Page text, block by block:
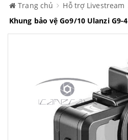
Trang chủ
Hỗ trợ Livestream
Khung bảo vệ Go9/10 Ulanzi G9-4